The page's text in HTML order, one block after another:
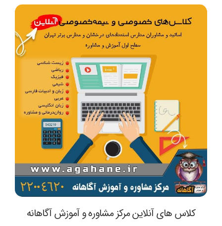
کلاس های آنلاین مرکز مشاوره و آموزش آگاهانه